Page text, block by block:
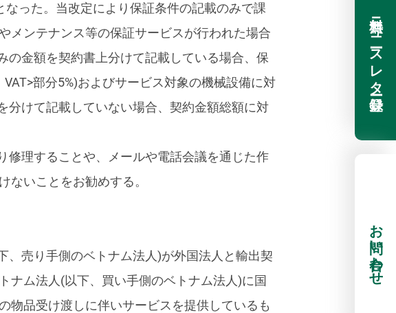
った。当改定により保証条件の記載のみで課
メンテナンス等の保証サービスが行われた場合
の金額を契約書上分けて記載している場合、保
部分5%)およびサービス対象の機械設備に対
分けて記載していない場合、契約金額総額に対
修理することや、メールや電話会議を通じた作
いことをお勧めする。
、売り手側のベトナム法人)が外国法人と輸出契
ナム法人(以下、買い手側のベトナム法人)に国
物品受け渡しに伴いサービスを提供しているも
無料ニュースレター登録
お問い合わせ